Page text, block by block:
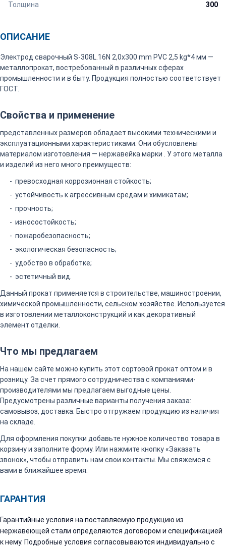
Толщина
300
ОПИСАНИЕ
Электрод сварочный S-308L.16N 2,0x300 mm PVC 2,5 kg*4 мм —
металлопрокат, востребованный в различных сферах
промышленности и в быту. Продукция полностью соответствует
ГОСТ.
Свойства и применение
представленных размеров обладает высокими техническими и
эксплуатационными характеристиками. Они обусловлены
материалом изготовления — нержавейка марки . У этого металла
и изделий из него много преимуществ:
превосходная коррозионная стойкость;
устойчивость к агрессивным средам и химикатам;
прочность;
износостойкость;
пожаробезопасность;
экологическая безопасность;
удобство в обработке;
эстетичный вид.
Данный прокат применяется в строительстве, машиностроении,
химической промышленности, сельском хозяйстве. Используется
в изготовлении металлоконструкций и как декоративный
элемент отделки.
Что мы предлагаем
На нашем сайте можно купить этот сортовой прокат оптом и в
розницу. За счет прямого сотрудничества с компаниями-
производителями мы предлагаем выгодные цены.
Предусмотрены различные варианты получения заказа:
самовывоз, доставка. Быстро отгружаем продукцию из наличия
на складе.
Для оформления покупки добавьте нужное количество товара в
корзину и заполните форму. Или нажмите кнопку «Заказать
звонок», чтобы отправить нам свои контакты. Мы свяжемся с
вами в ближайшее время.
ГАРАНТИЯ
Гарантийные условия на поставляемую продукцию из
нержавеющей стали определяются договором и спецификацией
к нему. Подробные условия согласовываются индивидуально с